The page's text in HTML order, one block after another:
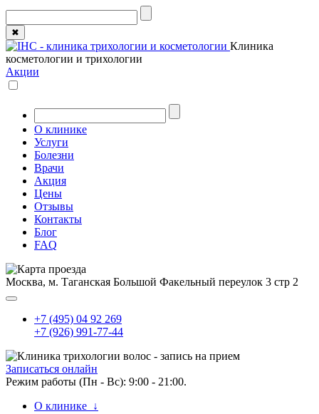
✖
Клиника
косметологии и трихологии
Акции
О клинике
Услуги
Болезни
Врачи
Акция
Цены
Отзывы
Контакты
Блог
FAQ
Москва, м. Таганская Большой Факельный переулок 3 стр 2
+7 (495) 04 92 269
+7 (926) 991-77-44
Записаться онлайн
Режим работы (Пн - Вс): 9:00 - 21:00.
О клинике ↓